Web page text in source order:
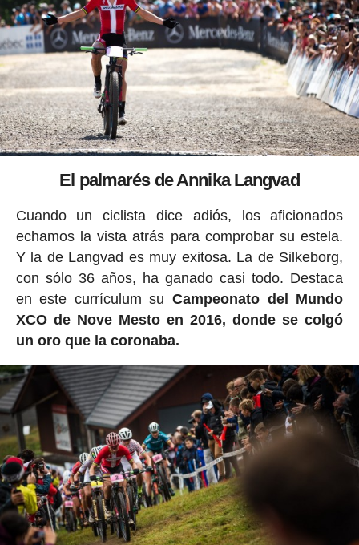
El palmarés de Annika Langvad
Cuando un ciclista dice adiós, los aficionados
echamos la vista atrás para comprobar su estela.
Y la de Langvad es muy exitosa. La de Silkeborg,
con sólo 36 años, ha ganado casi todo. Destaca
en este currículum suCampeonato del Mundo
XCO de Nove Mesto en 2016, donde se colgó
un oro que la coronaba.